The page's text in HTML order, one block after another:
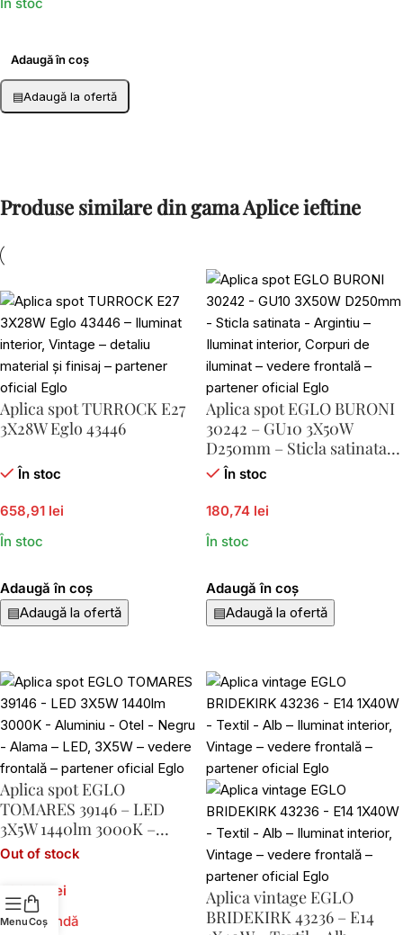
În stoc
Adaugă în coș
▤Adaugă la ofertă
Produse similare din gama Aplice ieftine
Aplica spot TURROCK E27
3X28W Eglo 43446
În stoc
658,91 lei
În stoc
Adaugă în coș
▤Adaugă la ofertă
Aplica spot EGLO BURONI
30242 – GU10 3X50W
D250mm – Sticla satinata –
Argintiu
În stoc
180,74 lei
În stoc
Adaugă în coș
▤Adaugă la ofertă
Aplica spot EGLO
TOMARES 39146 – LED
3X5W 1440lm 3000K –
Aluminiu – Otel – Negru –
Out of stock
262,60 lei
La comandă
Aplica vintage EGLO
BRIDEKIRK 43236 – E14
MenuCoș